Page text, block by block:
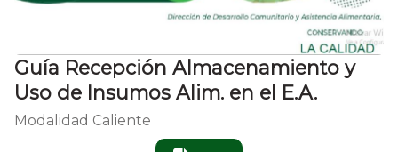
Guía Recepción Almacenamiento y
Uso de Insumos Alim. en el E.A.
Modalidad Caliente